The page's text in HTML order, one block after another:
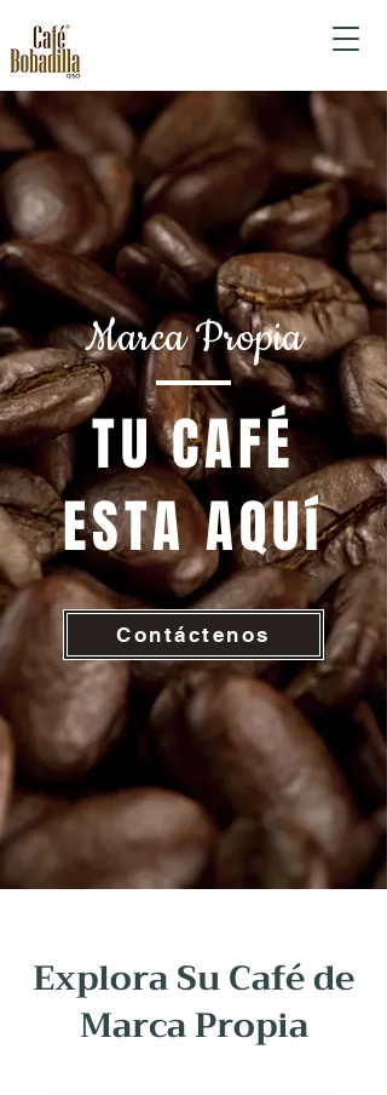
Marca Propia
TU CAFÉ
ESTA AQUí
Contáctenos
Explora Su Café de
Marca Propia